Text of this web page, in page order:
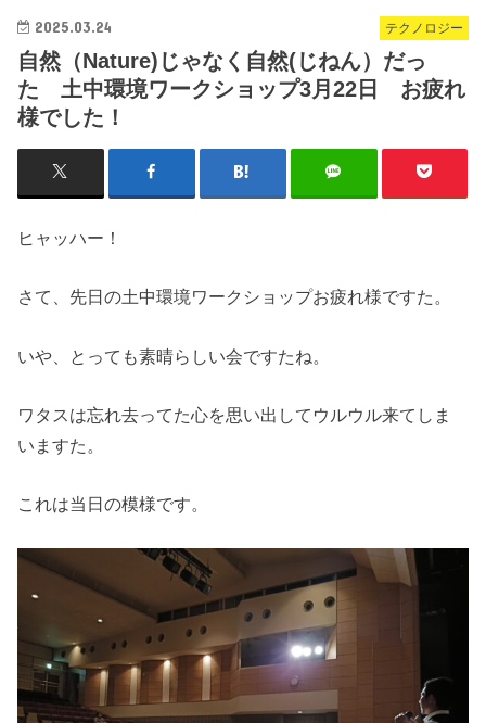
テクノロジー
2025.03.24
自然（Nature)じゃなく自然(じねん）だっ
た 土中環境ワークショップ3月22日 お疲れ
様でした！
ヒャッハー！
さて、先日の土中環境ワークショップお疲れ様ですた。
いや、とっても素晴らしい会ですたね。
ワタスは忘れ去ってた心を思い出してウルウル来てしま
いますた。
これは当日の模様です。